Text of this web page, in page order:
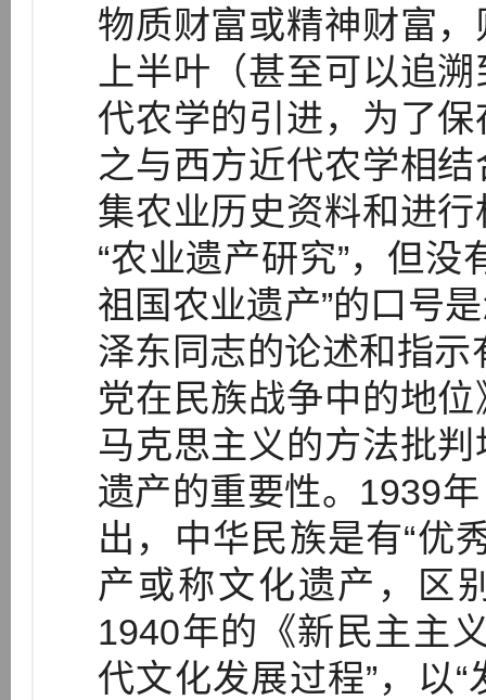
物质财富或精神财富
上半叶（甚至可以追
代农学的引进，为了
之与西方近代农学相
集农业历史资料和进
“农业遗产研究”，但没
祖国农业遗产”的口号
泽东同志的论述和指
党在民族战争中的地
马克思主义的方法批
遗产的重要性。1939
出，中华民族是有“优
产或称文化遗产，区
1940年的《新民主主
代文化发展过程”，以